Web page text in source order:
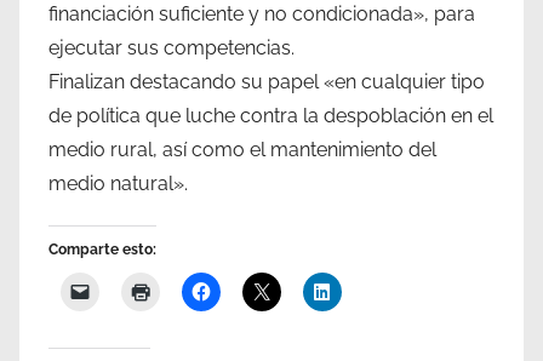
financiación suficiente y no condicionada», para
ejecutar sus competencias.
Finalizan destacando su papel «en cualquier tipo
de política que luche contra la despoblación en el
medio rural, así como el mantenimiento del
medio natural».
Comparte esto: